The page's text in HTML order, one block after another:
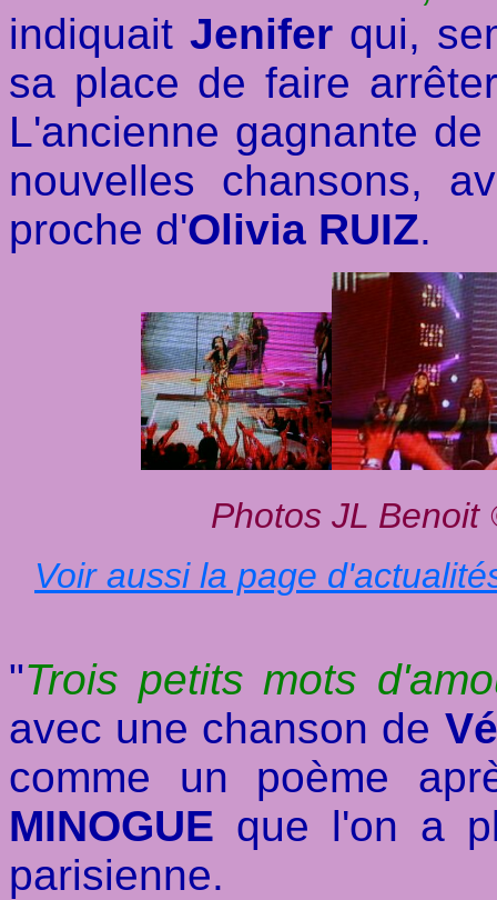
indiquait Jenifer qui,
sa place de faire
L'ancienne gagnante
nouvelles chansons,
proche d'Olivia RUIZ.
Photos JL Benoit
Voir aussi la page
"Trois petits mots
avec une chanson de
comme un poème
MINOGUE que l'on a
parisienne.